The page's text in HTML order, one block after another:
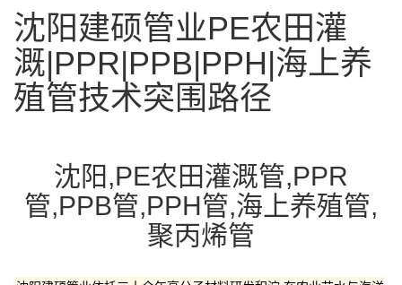
沈阳建硕管业PE农田灌
溉|PPR|PPB|PPH|海上养
殖管技术突围路径
沈阳,PE农田灌溉管,PPR
管,PPB管,PPH管,海上养殖管,
聚丙烯管